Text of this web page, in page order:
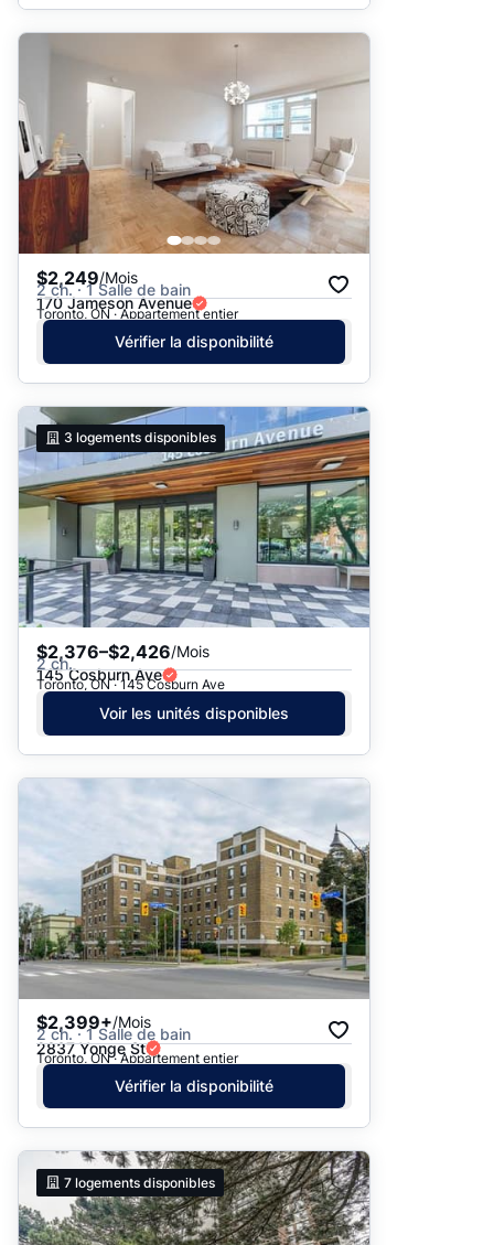
$2,249/Mois
2 ch. · 1 Salle de bain
170 Jameson Avenue
Toronto, ON · Appartement entier
Vérifier la disponibilité
3 logements disponibles
$2,376–$2,426/Mois
2 ch.
145 Cosburn Ave
Toronto, ON · 145 Cosburn Ave
Voir les unités disponibles
$2,399+/Mois
2 ch. · 1 Salle de bain
2837 Yonge St
Toronto, ON · Appartement entier
Vérifier la disponibilité
7 logements disponibles